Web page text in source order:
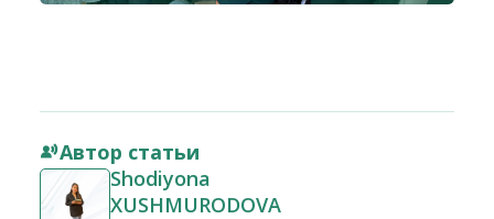
Автор статьи
Shodiyona
XUSHMURODOVA